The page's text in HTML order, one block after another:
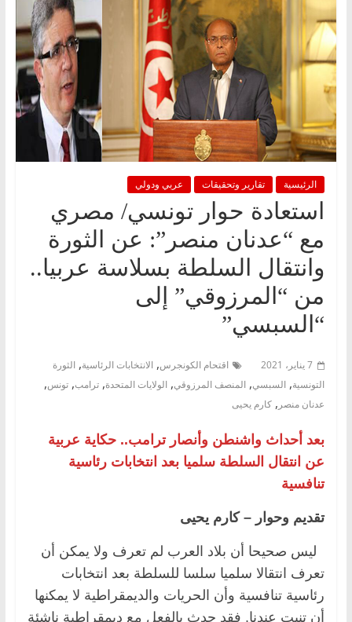
الرئيسية تقارير وتحقيقات عربي ودولي
استعادة حوار تونسي/ مصري
مع “عدنان منصر”: عن الثورة
وانتقال السلطة بسلاسة عربيا..
من “المرزوقي” إلى
“السبسي”
7 يناير، 2021 اقتحام الكونجرس, الانتخابات الرئاسية, الثورة
التونسية, السبسي, المنصف المرزوقي, الولايات المتحدة, ترامب, تونس,
عدنان منصر , كارم يحيى
بعد أحداث واشنطن وأنصار ترامب.. حكاية عربية
عن انتقال السلطة سلميا بعد انتخابات رئاسية
تنافسية
تقديم وحوار – كارم يحيى
ليس صحيحا أن بلاد العرب لم تعرف ولا يمكن أن
تعرف انتقالا سلميا سلسا للسلطة بعد انتخابات
رئاسية تنافسية وأن الحريات والديمقراطية لا يمكنها
أن تنبت عندنا. فقد حدث بالفعل مع ديمقراطية ناشئة